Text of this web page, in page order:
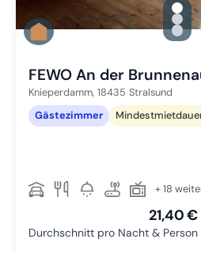
Zu
Zu
Zu
FEWO An der
Knieperdamm, 18435 Stralsund
Gästezimmer
+ 18
21,40 €
Durchschnitt pro Nacht & Person